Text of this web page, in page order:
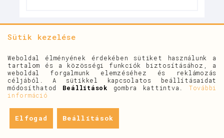
Sütik kezelése
Weboldal élményének érdekében sütiket használunk a
tartalom és a közösségi funkciók biztosításához, a
weboldal forgalmunk elemzéséhez és reklámozás
céljából. A sütikkel kapcsolatos beállításaidat
módosíthatod
Beállítások gombra kattintva. További
információ
Elfogad Beállítások